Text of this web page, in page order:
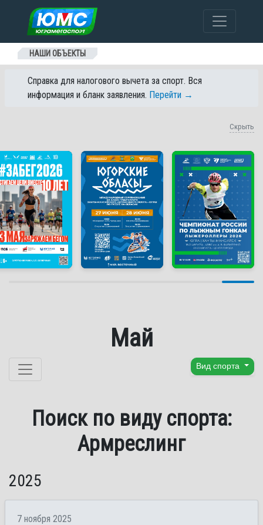
Перейти к содержанию
НАШИ ОБЪЕКТЫ
Справка для налогового вычета за спорт. Вся
информация и бланк заявления. Перейти →
Скрыть
Май
Перейти к содержанию Вид спорта
Поиск по виду спорта:
Армреслинг
2025
7 ноября 2025